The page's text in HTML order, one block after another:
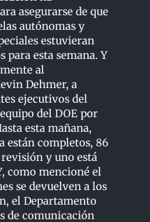
asegurarse de que
autónomas y
estuvieran
para esta semana. Y
al
Dehmer, a
ejecutivos del
del DOE por
esta mañana,
están completos, 86
y uno está
como mencioné el
se devuelven a los
el Departamento
de comunicación